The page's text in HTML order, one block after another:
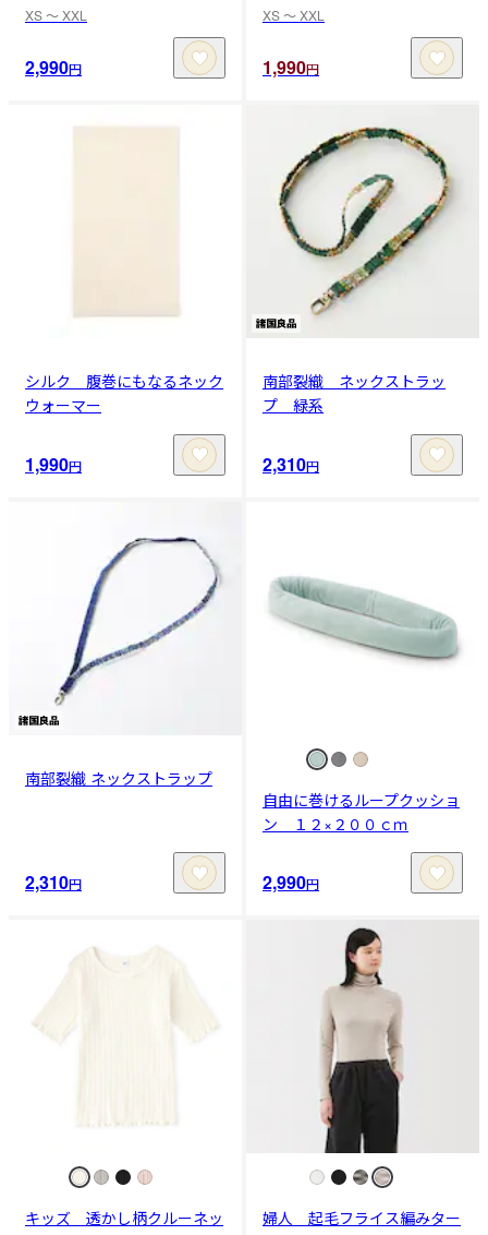
XS 〜 XXL
2,990円
XS 〜 XXL
1,990円
シルク 腹巻にもなるネック
ウォーマー
1,990円
南部裂織 ネックストラッ
プ 緑系
2,310円
南部裂織 ネックストラップ
2,310円
自由に巻けるループクッショ
ン １２×２００ｃｍ
2,990円
キッズ 透かし柄クルーネッ
婦人 起毛フライス編みター